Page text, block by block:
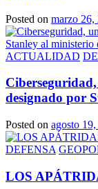
Posted on marzo 26,
ACTUALIDAD
designado por
Posted on agosto
DEFENSA
LOS